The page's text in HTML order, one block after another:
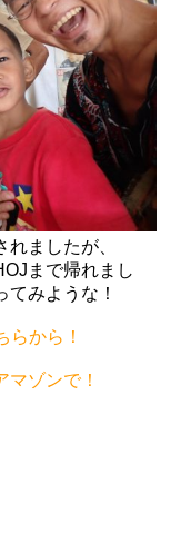
ましたが、
まで帰れまし
みような！
らから！
ゾンで！